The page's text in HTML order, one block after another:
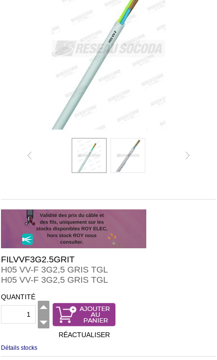
FILVVF3G2.5GRIT
H05 VV-F 3G2,5 GRIS TGL
H05 VV-F 3G2,5 GRIS TGL
QUANTITÉ
RÉACTUALISER
Détails stocks